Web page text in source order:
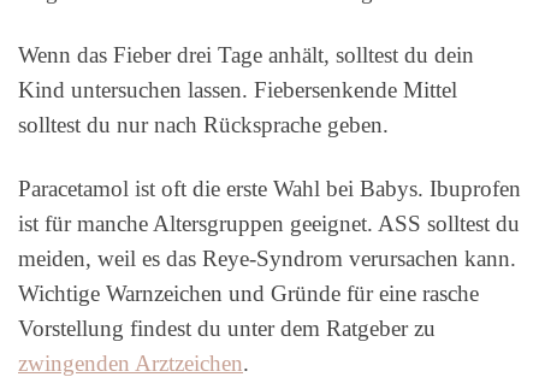
Wenn das Fieber drei Tage anhält, solltest du dein
Kind untersuchen lassen. Fiebersenkende Mittel
solltest du nur nach Rücksprache geben.
Paracetamol ist oft die erste Wahl bei Babys. Ibuprofen
ist für manche Altersgruppen geeignet. ASS solltest du
meiden, weil es das Reye-Syndrom verursachen kann.
Wichtige Warnzeichen und Gründe für eine rasche
Vorstellung findest du unter dem Ratgeber zu
zwingenden Arztzeichen.